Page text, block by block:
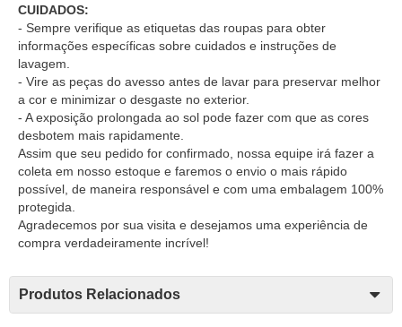
CUIDADOS:
- Sempre verifique as etiquetas das roupas para obter
informações específicas sobre cuidados e instruções de
lavagem.
- Vire as peças do avesso antes de lavar para preservar melhor
a cor e minimizar o desgaste no exterior.
- A exposição prolongada ao sol pode fazer com que as cores
desbotem mais rapidamente.
Assim que seu pedido for confirmado, nossa equipe irá fazer a
coleta em nosso estoque e faremos o envio o mais rápido
possível, de maneira responsável e com uma embalagem 100%
protegida.
Agradecemos por sua visita e desejamos uma experiência de
compra verdadeiramente incrível!
Produtos Relacionados